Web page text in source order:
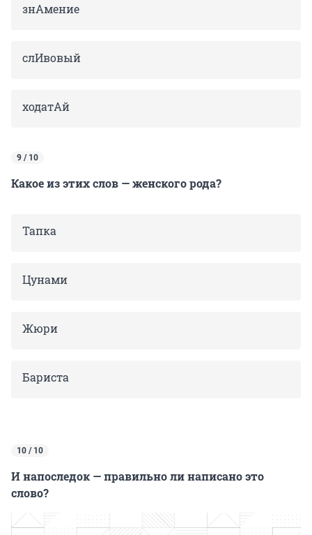
знАмение
слИвовый
ходатАй
9 / 10
Какое из этих слов — женского рода?
Тапка
Цунами
Жюри
Бариста
10 / 10
И напоследок — правильно ли написано это
слово?